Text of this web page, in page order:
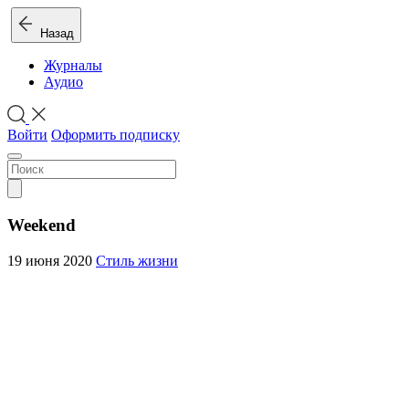
Назад
Журналы
Аудио
Войти Оформить подписку
Weekend
19 июня 2020 Стиль жизни